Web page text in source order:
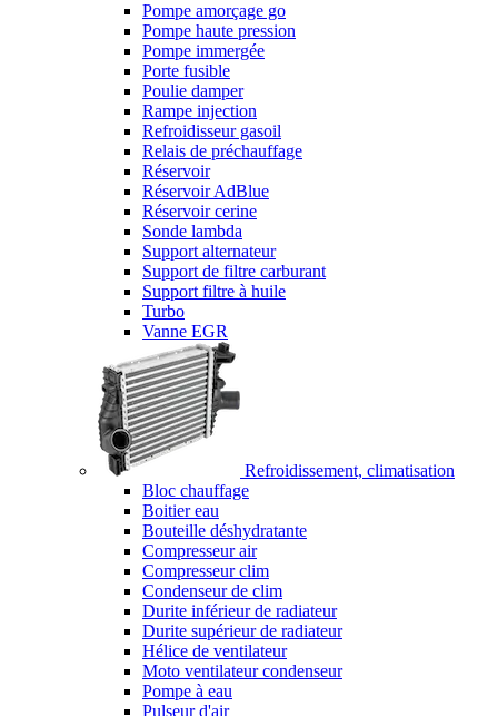
Pompe amorçage go
Pompe haute pression
Pompe immergée
Porte fusible
Poulie damper
Rampe injection
Refroidisseur gasoil
Relais de préchauffage
Réservoir
Réservoir AdBlue
Réservoir cerine
Sonde lambda
Support alternateur
Support de filtre carburant
Support filtre à huile
Turbo
Vanne EGR
Refroidissement, climatisation
Bloc chauffage
Boitier eau
Bouteille déshydratante
Compresseur air
Compresseur clim
Condenseur de clim
Durite inférieur de radiateur
Durite supérieur de radiateur
Hélice de ventilateur
Moto ventilateur condenseur
Pompe à eau
Pulseur d'air